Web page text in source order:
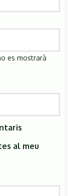
es mostrarà
al meu